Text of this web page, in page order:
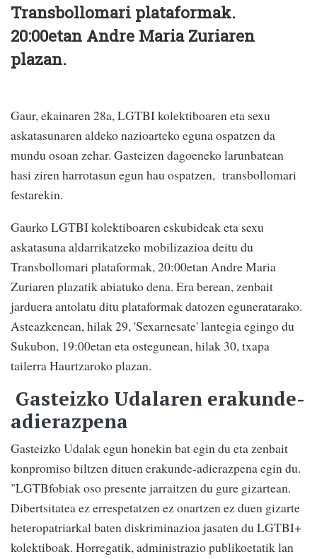
Transbollomari plataformak.
20:00etan Andre Maria Zuriaren
plazan.
Gaur, ekainaren 28a, LGTBI kolektiboaren eta sexu
askatasunaren aldeko nazioarteko eguna ospatzen da
mundu osoan zehar. Gasteizen dagoeneko larunbatean
hasi ziren harrotasun egun hau ospatzen, transbollomari
festarekin.
Gaurko LGTBI kolektiboaren eskubideak eta sexu
askatasuna aldarrikatzeko mobilizazioa deitu du
Transbollomari plataformak, 20:00etan Andre Maria
Zuriaren plazatik abiatuko dena. Era berean, zenbait
jarduera antolatu ditu plataformak datozen eguneratarako.
Asteazkenean, hilak 29, 'Sexarnesate' lantegia egingo du
Sukubon, 19:00etan eta ostegunean, hilak 30, txapa
tailerra Haurtzaroko plazan.
Gasteizko Udalaren erakunde-
adierazpena
Gasteizko Udalak egun honekin bat egin du eta zenbait
konpromiso biltzen dituen erakunde-adierazpena egin du.
"LGTBfobiak oso presente jarraitzen du gure gizartean.
Dibertsitatea ez errespetatzen ez onartzen ez duen gizarte
heteropatriarkal baten diskriminazioa jasaten du LGTBI+
kolektiboak. Horregatik, administrazio publikoetatik lan